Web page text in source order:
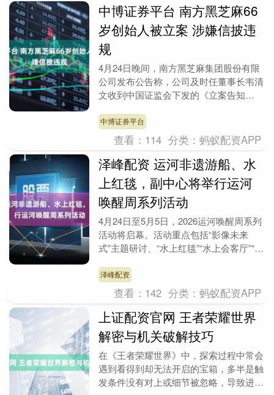
中博证券平台 南方黑芝麻66
岁创始人被立案 涉嫌信披违
规
4月24日晚间，南方黑芝麻集团股份有限
公司发布公告称，公司及时任董事长韦清
文收到中国证监会下发的《立案告知
决定对公司及韦清文....
中博证券平台
查看： 114 分类：蚂蚁配资APP
泽峰配资 运河非遗游船、水
上红毯，副中心将举行运河
唤醒周系列活动
4月24日至5月5日，2026运河唤醒周系列
活动将启幕。活动重点包括“影像未来
式”主题研讨、“水上红毯”“水上会客厅”“电
运....
泽峰配资
查看： 142 分类：蚂蚁配资APP
上证配资官网 王者荣耀世界
解密与机关破解技巧
在《王者荣耀世界》中，探索过程中常会
遇到看得到却无法开启的宝箱，多半是触
发条件没有对上或细节被忽略，导致进度